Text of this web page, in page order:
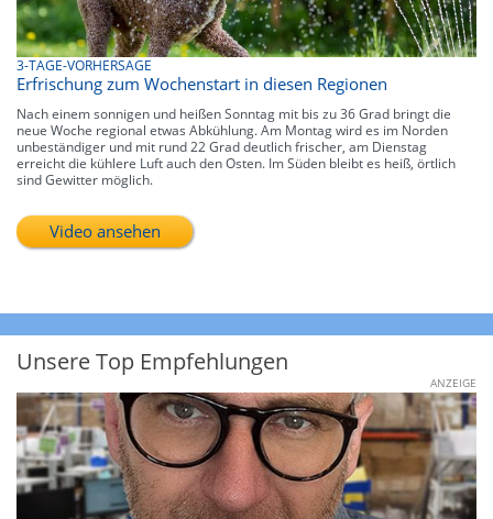
3-TAGE-VORHERSAGE
Erfrischung zum Wochenstart in diesen Regionen
Nach einem sonnigen und heißen Sonntag mit bis zu 36 Grad bringt die
neue Woche regional etwas Abkühlung. Am Montag wird es im Norden
unbeständiger und mit rund 22 Grad deutlich frischer, am Dienstag
erreicht die kühlere Luft auch den Osten. Im Süden bleibt es heiß, örtlich
sind Gewitter möglich.
Video ansehen
Unsere Top Empfehlungen
ANZEIGE